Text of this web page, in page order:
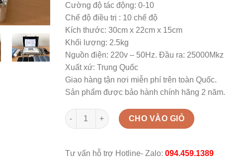
Cường độ tác động: 0-10
Chế độ điều trị : 10 chế độ
Kích thước: 30cm x 22cm x 15cm
Khối lượng: 2.5kg
Nguồn điện: 220v – 50Hz. Đầu ra: 25000Mkz
Xuất xứ: Trung Quốc
Giao hàng tận nơi miễn phí trên toàn Quốc.
Sản phẩm được bảo hành chính hãng 2 năm.
Máy điện sinh học DDS thế hệ 8+ quantity
CHO VÀO GIỎ
Tư vấn hỗ trợ Hotline- Zalo: 094.459.1389